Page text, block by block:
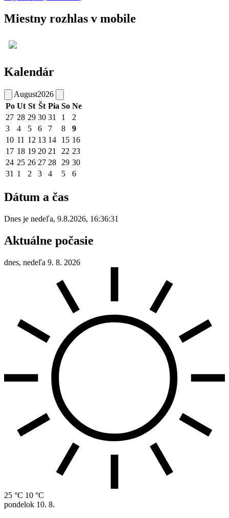
Miestny rozhlas v mobile
Kalendár
August2026
Po Ut St Št Pia So Ne
27 28 29 30 31 1
2
3
4 5 6 7 8
9
10 11 12 13 14 15 16
17 18 19 20 21 22 23
24 25 26 27 28 29 30
31 1 2 3 4 5 6
Dátum a čas
Dnes je nedeľa, 9.8.2026, 16:36:31
Aktuálne počasie
dnes, nedeľa 9. 8. 2026
25 °C 10 °C
pondelok 10. 8.